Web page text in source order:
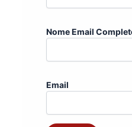
Nome Email
Email